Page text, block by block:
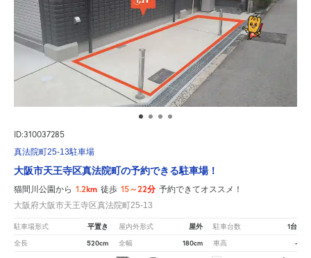
ID:310037285
真法院町25-13駐車場
大阪市天王寺区真法院町の予約できる駐車場！
猫間川公園から 1.2km 徒歩 15～22分 予約できてオススメ！
大阪府大阪市天王寺区真法院町25-13
駐車場形式 平置き 屋内外形式 屋外 駐車台数 1台
全長 520cm 全幅 180cm 車高 -